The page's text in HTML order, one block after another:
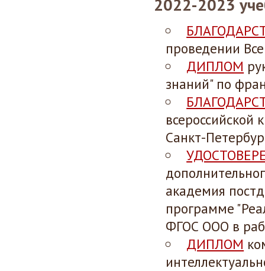
2022-2023
проведении
ДИПЛОМ
знаний" по
Санкт-
академия
программе
ФГОС ООО в
ДИПЛОМ